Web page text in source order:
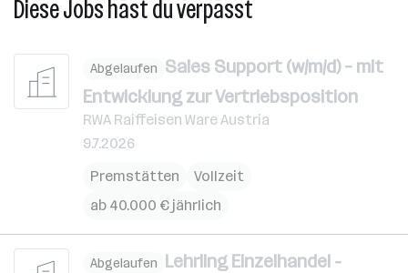
Diese Jobs hast du verpasst
Abgelaufen Sales Support (w/m/d) – mit
Entwicklung zur Vertriebsposition
RWA Raiffeisen Ware Austria
9.7.2026
Premstätten
Vollzeit
ab 40.000 € jährlich
Abgelaufen Lehrling Einzelhandel -